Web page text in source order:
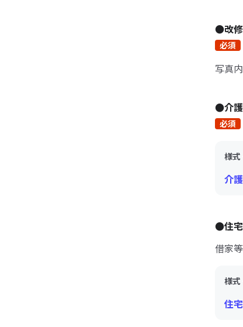
●改修
必須
写真
●介護
必須
様式
介
●住宅
借家
様式
住